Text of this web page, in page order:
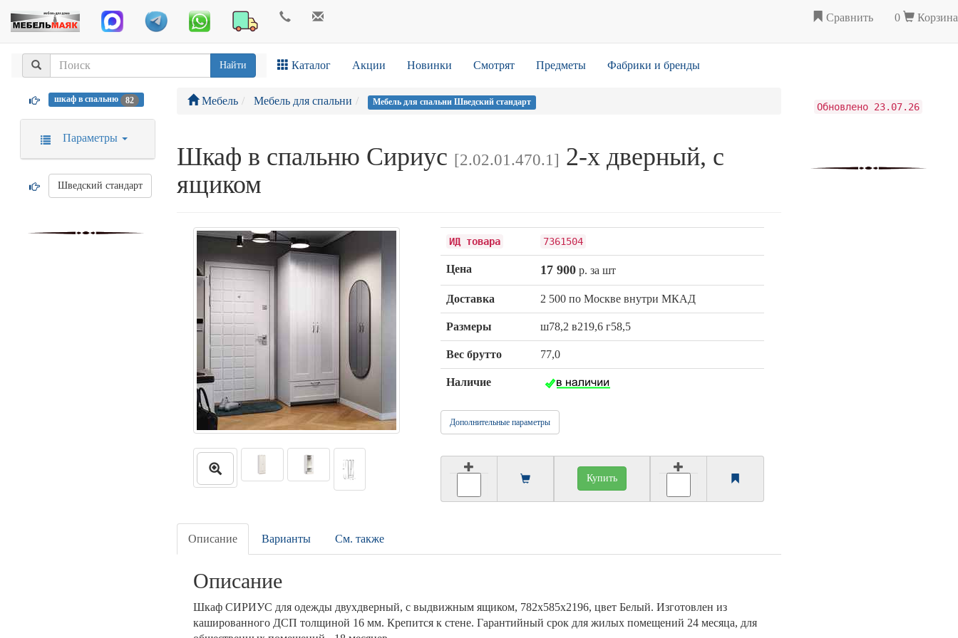
Сравнить 0 Корзина
Найти Каталог Акции Новинки Смотрят Предметы Фабрики и бренды
Мебель Мебель для спальни Мебель для спальни Шведский стандарт
Шкаф в спальню Сириус [2.02.01.470.1] 2-х дверный, с
ящиком
ИД товара 7361504
Цена 17 900р. за шт
Доставка 2 500 по Москве внутри МКАД
Размеры ш78,2 в219,6 г58,5
Вес брутто 77,0
Наличие
Дополнительные параметры
Купить
Описание Варианты См. также
Описание
Шкаф СИРИУС для одежды двухдверный, с выдвижным ящиком, 782х585х2196, цвет Белый. Изготовлен из
кашированного ДСП толщиной 16 мм. Крепится к стене. Гарантийный срок для жилых помещений 24 месяца, для
шкаф в спальню 82
Параметры
Шведский стандарт
Обновлено 23.07.26